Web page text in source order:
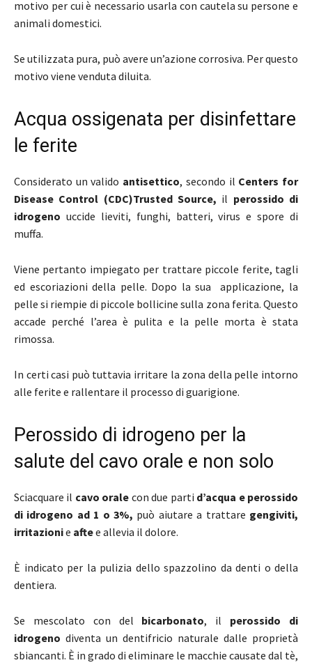
motivo per cui è necessario usarla con cautela su persone e
animali domestici.
Se utilizzata pura, può avere un’azione corrosiva. Per questo
motivo viene venduta diluita.
Acqua ossigenata per disinfettare
le ferite
Considerato un valido antisettico, secondo il Centers for
Disease Control (CDC)Trusted Source, il perossido di
idrogeno uccide lieviti, funghi, batteri, virus e spore di
muffa.
Viene pertanto impiegato per trattare piccole ferite, tagli
ed escoriazioni della pelle. Dopo la sua applicazione, la
pelle si riempie di piccole bollicine sulla zona ferita. Questo
accade perché l’area è pulita e la pelle morta è stata
rimossa.
In certi casi può tuttavia irritare la zona della pelle intorno
alle ferite e rallentare il processo di guarigione.
Perossido di idrogeno per la
salute del cavo orale e non solo
Sciacquare il cavo orale con due parti d’acqua e perossido
di idrogeno ad 1 o 3%, può aiutare a trattare gengiviti,
irritazionie aftee allevia il dolore.
È indicato per la pulizia dello spazzolino da denti o della
dentiera.
Se mescolato con del bicarbonato, il perossido di
idrogeno diventa un dentifricio naturale dalle proprietà
sbiancanti. È in grado di eliminare le macchie causate dal tè,